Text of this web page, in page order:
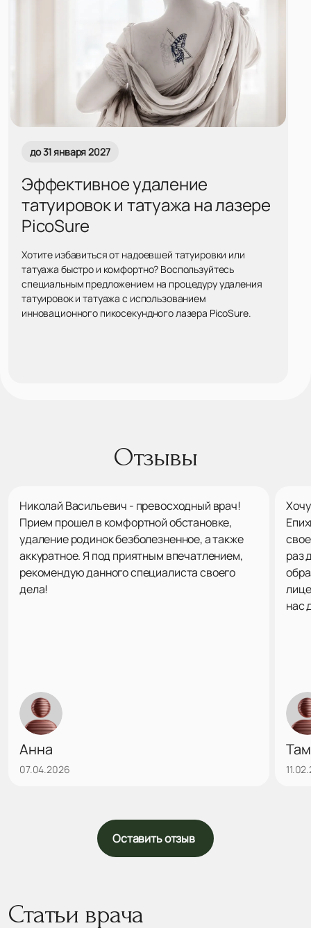
до 31 января 2027
Эффективное удаление
татуировок и татуажа на лазере
PicoSure
Хотите избавиться от надоевшей татуировки или
татуажа быстро и комфортно? Воспользуйтесь
специальным предложением на процедуру удаления
татуировок и татуажа с использованием
инновационного пикосекундного лазера PicoSure.
Отзывы
Николай Васильевич - превосходный врач!
Прием прошел в комфортной обстановке,
удаление родинок безболезненное, а также
аккуратное. Я под приятным впечатлением,
рекомендую данного специалиста своего
дела!
Анна
07.04.2026
раз
нас
Оставить отзыв
Статьи врача